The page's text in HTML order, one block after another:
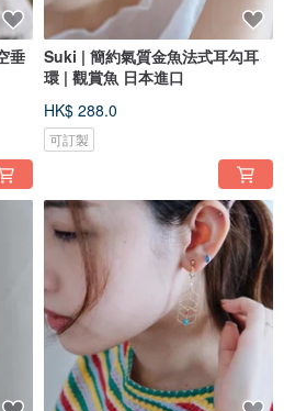
垂
Suki | 簡約氣質金魚法式耳勾耳
環 | 觀賞魚 日本進口
HK$ 288.0
可訂製